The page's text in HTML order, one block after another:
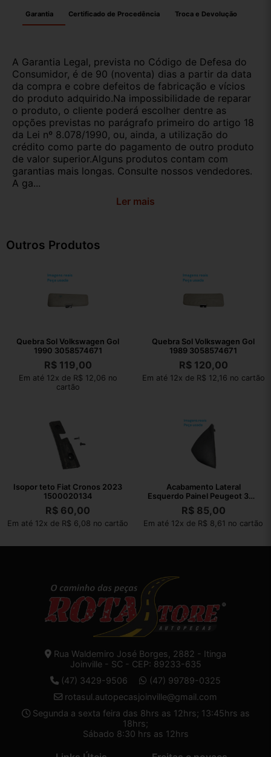
Garantia Certificado de Procedência Troca e Devolução
A Garantia Legal, prevista no Código de Defesa do
Consumidor, é de 90 (noventa) dias a partir da data
da compra e cobre defeitos de fabricação e vícios
do produto adquirido.Na impossibilidade de reparar
o produto, o cliente poderá escolher dentre as
opções previstas no parágrafo primeiro do artigo 18
da Lei nº 8.078/1990, ou, ainda, a utilização do
crédito como parte do pagamento de outro produto
de valor superior.Alguns produtos contam com
garantias mais longas. Consulte nossos vendedores.
A ga...
Ler mais
Outros Produtos
Quebra Sol Volkswagen Gol
1990 3058574671
R$119,00
Em até 12x de R$ 12,06 no
cartão
Quebra Sol Volkswagen Gol
1989 3058574671
R$120,00
Em até 12x de R$ 12,16 no cartão
Isopor teto Fiat Cronos 2023
1500020134
R$ 60,00
Em até 12x de R$ 6,08 no cartão
Acabamento Lateral
Esquerdo Painel Peugeot 308
2012
R$85,00
Em até 12x de R$ 8,61 no cartão
Rua Waldemiro José Borges, 2882 - Itinga
Joinville - SC - CEP: 89233-635
(47) 3429-9506
(47) 99789-0325
rotasul.autopecasjoinville@gmail.com
Segunda a sexta feira das 8hrs as 12hrs; 13:45hrs as
18hrs;
Sábado 8:30 hrs as 12hrs